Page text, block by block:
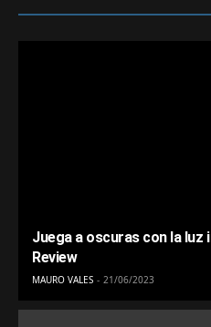
Juega a oscuras con la luz
Review
MAURO VALES 21/06/2023